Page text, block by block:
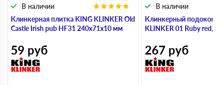
Клинкерная плитка KING KLINKER Old
Castle Irish pub HF31 240х71х10 мм
В наличии
59 руб
Клинкерный
KLINKER 01 Ruby red,
В наличии
267 руб